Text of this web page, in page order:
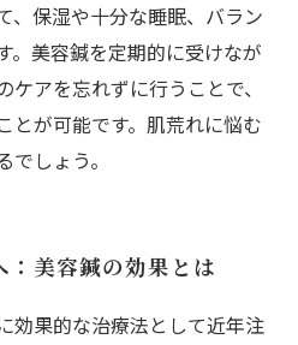
、保湿や十分な睡眠、バラン
。美容鍼を定期的に受けなが
アを忘れずに行うことで、
とが可能です。肌荒れに悩む
しょう。
：美容鍼の効果とは
効果的な治療法として近年注